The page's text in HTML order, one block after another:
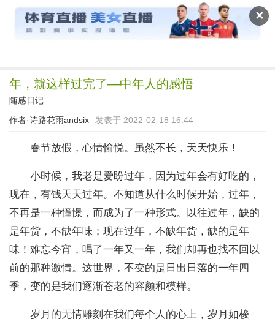
✕
读文斋
年，就这样过完了—中年人的感悟
随感日记
作者·诗路花雨andsix 发表于 2022-02-18 16:44
春节放假，心情愉悦。虽然不长，天天快乐！
小时候，我老是爱盼过年，因为过年会有好吃的，
现在，有钱天天过年。不知道从什么时候开始，过年，
不再是一种憧憬，而成为了一种形式。以往过年，缺的
是年货，不缺年味；现在过年，不缺年货，缺的是年
味！难忘今宵，唱了一年又一年，我们却再也找不回以
前的那种激情。这世界，不变的是日出日落的一年四
季，变的是我们逐渐苍老的容颜和模样。
岁月的无情雕刻在我们每个人的心上，岁月如梭